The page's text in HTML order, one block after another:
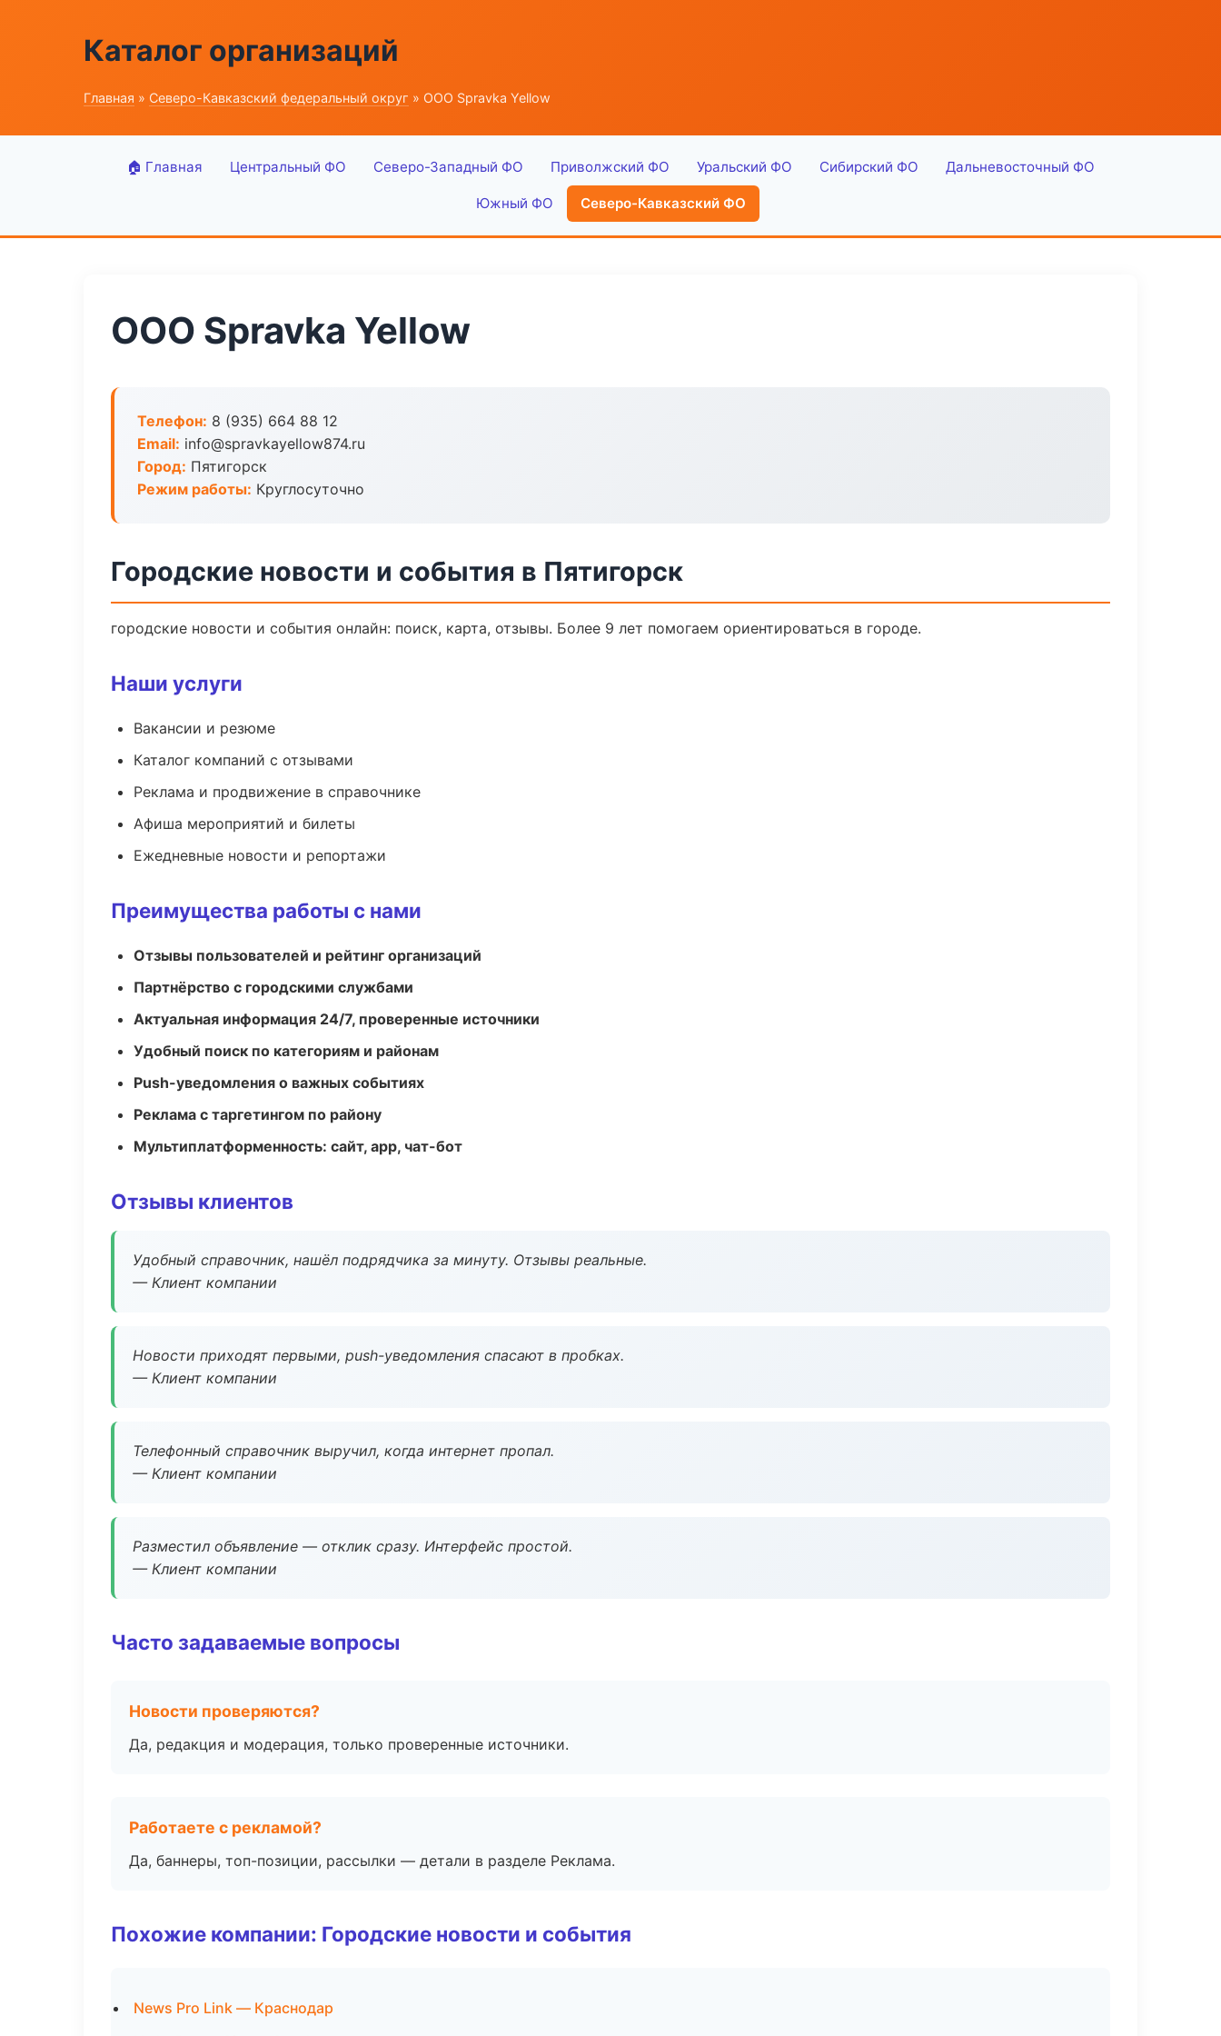
Каталог организаций
Главная » Северо-Кавказский федеральный округ » ООО Spravka Yellow
🏠 Главная Центральный ФО Северо-Западный ФО Приволжский ФО Уральский ФО Сибирский ФО Дальневосточный ФО
Южный ФО Северо-Кавказский ФО
ООО Spravka Yellow
Телефон: 8 (935) 664 88 12
Email: info@spravkayellow874.ru
Город: Пятигорск
Режим работы: Круглосуточно
Городские новости и события в Пятигорск
городские новости и события онлайн: поиск, карта, отзывы. Более 9 лет помогаем ориентироваться в городе.
Наши услуги
Вакансии и резюме
Каталог компаний с отзывами
Реклама и продвижение в справочнике
Афиша мероприятий и билеты
Ежедневные новости и репортажи
Преимущества работы с нами
Отзывы пользователей и рейтинг организаций
Партнёрство с городскими службами
Актуальная информация 24/7, проверенные источники
Удобный поиск по категориям и районам
Push-уведомления о важных событиях
Реклама с таргетингом по району
Мультиплатформенность: сайт, app, чат-бот
Отзывы клиентов
Удобный справочник, нашёл подрядчика за минуту. Отзывы реальные.
— Клиент компании
Новости приходят первыми, push-уведомления спасают в пробках.
— Клиент компании
Телефонный справочник выручил, когда интернет пропал.
— Клиент компании
Разместил объявление — отклик сразу. Интерфейс простой.
— Клиент компании
Часто задаваемые вопросы
Новости проверяются?
Да, редакция и модерация, только проверенные источники.
Работаете с рекламой?
Да, баннеры, топ-позиции, рассылки — детали в разделе Реклама.
Похожие компании: Городские новости и события
News Pro Link — Краснодар